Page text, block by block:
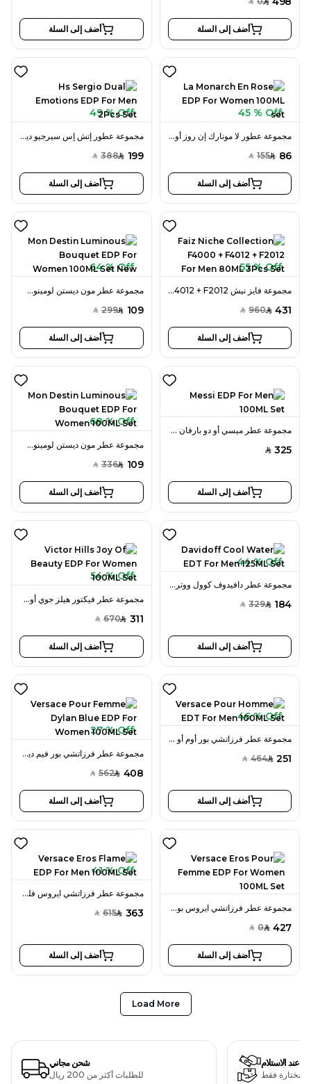
SAR
أضف إلى السلة أضف إلى السلة
45 % Off
مجموعة عطور لا مونارك إن روز أو دو بارفان 100 مل للنساء
SAR 86
SAR 155
أضف إلى السلة
49 % Off
مجموعة عطور إتش إس سيرجيو ديوال إيموشنز أو دو بارفان قطعتين للرجال
SAR 199
SAR 388
أضف إلى السلة
55 % Off
مجموعة فايز نيش F4000 + F4012 + F2012 للرجال 80 مل 3 قطع
SAR 431
SAR 960
أضف إلى السلة
64 % Off
مجموعة عطر مون ديستن لومينوس بوكيه أو دو بارفان 100 مل للنساء جديد
SAR 109
SAR 299
أضف إلى السلة
مجموعة عطر ميسي أو دو بارفان 100 مل للرجال
SAR 325
أضف إلى السلة
68 % Off
مجموعة عطر مون ديستن لومينوس بوكيه أو دو بارفان 100 مل للنساء
SAR 109
SAR 336
أضف إلى السلة
44 % Off
مجموعة عطر دافيدوف كوول ووتر أو دو تواليت 125 مل للرجال
SAR 184
SAR 329
أضف إلى السلة
54 % Off
مجموعة عطر فيكتور هيلز جوي أوف بيوتي أو دو بارفان 100 مل للنساء
SAR 311
SAR 670
أضف إلى السلة
46 % Off
مجموعة عطر فرزاتشي بور أوم أو دو تواليت 100 مل للرجال
SAR 251
SAR 464
أضف إلى السلة
27 % Off
مجموعة عطر فرزاتشي بور فيم ديلان بلو أو دو بارفان 100 مل للنساء
SAR 408
SAR 562
أضف إلى السلة
مجموعة عطر فرزاتشي ايروس بور فيم أو دو بارفان 100 مل للنساء
SAR 427
SAR 0
أضف إلى السلة
41 % Off
مجموعة عطر فرزاتشي ايروس فليم أو دو بارفان 100 مل للرجال
SAR 363
SAR 615
أضف إلى السلة
Load More
شحن مجاني
للطلبات أكثر من 200 ريال
عند الاستلام
مختارة فقط